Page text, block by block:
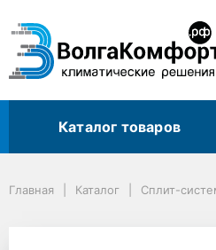
Каталог товаров
Аксессуары и комплектующие
Панель кассетного блока Haier PB-
Главная Каталог Сплит-